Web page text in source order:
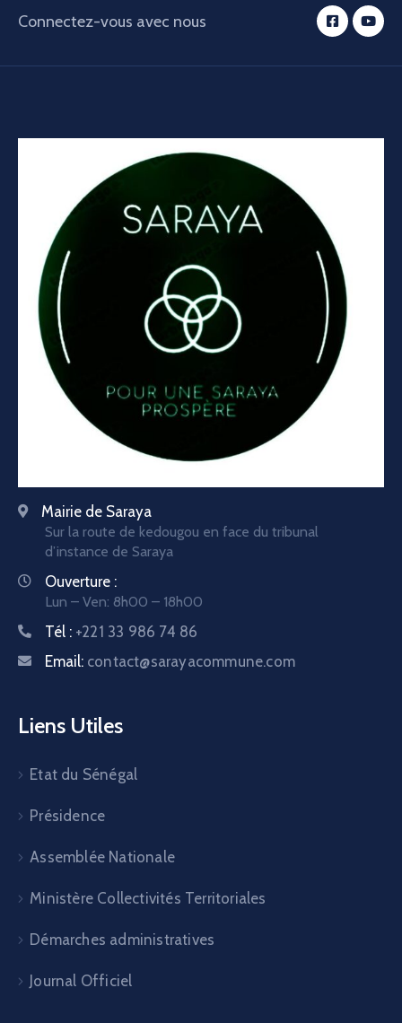
Connectez-vous avec nous
Mairie de Saraya
Sur la route de kedougou en face du tribunal
d’instance de Saraya
Ouverture :
Lun – Ven: 8h00 – 18h00
Tél : +221 33 986 74 86
Email: contact@sarayacommune.com
Liens Utiles
Etat du Sénégal
Présidence
Assemblée Nationale
Ministère Collectivités Territoriales
Démarches administratives
Journal Officiel